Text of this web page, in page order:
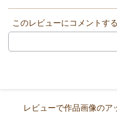
このレビューにコメントする
レビューで作品画像のア